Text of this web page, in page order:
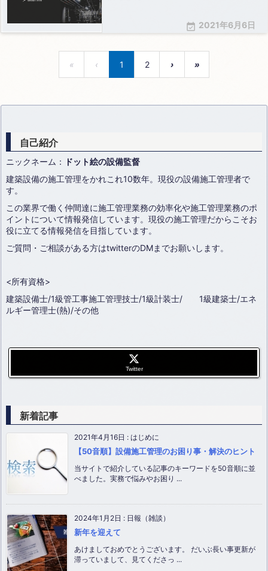
 2021年6月6日
« ‹ 1 2 › »
自己紹介
ニックネーム：
ドット絵の設備監督
建築設備の施工管理をかれこれ10数年。現役の設備施工管理者で
す。
この業界で働く仲間達に施工管理業務の効率化や施工管理業務のポ
イントについて情報発信しています。現役の施工管理だからこそお
役に立てる情報発信を目指しています。
ご質問・ご相談がある方はtwitterのDMまでお願いします。
<所有資格>
建築設備士/1級管工事施工管理技士/1級計装士/ 1級建築士/エネ
ルギー管理士(熱)/その他
Twitter
新着記事
2021年4月16日 : はじめに
【50音順】設備施工管理のお困り事・解決のヒント
当サイトで紹介している記事のキーワードを50音順に並
べました。実務で悩みやお困り ...
2024年1月2日 : 日報（雑談）
新年を迎えて
あけましておめでとうございます。 だいぶ長い事更新が
滞っていまして、見てくださっ ...